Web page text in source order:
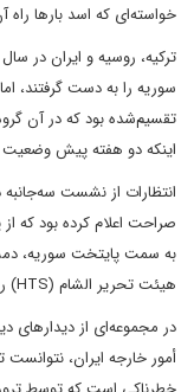
خواسته‌ای که اسد بارها
تقسیم‌شده بود که در آن
اینکه دو هفته پیش وضعیت
انتظارات از نشست سه‌جانبه
صراحت اعلام کرده بود که
به سمت پایتخت سوریه،
هیئت تحریر الشام (HTS) را تروریست می‌دانند.
در مجموعه‌ای از دیدارهای
أمور خارجه ایران، نتوانست